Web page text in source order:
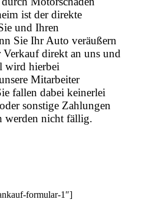
ist der direkte
und Ihren
Sie Ihr Auto veräußern
direkt an uns und
wird hierbei
Mitarbeiter
fallen dabei keinerlei
sonstige Zahlungen
werden nicht fällig.
formular-1″]